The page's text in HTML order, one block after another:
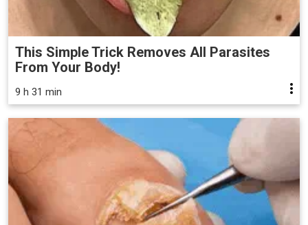
This Simple Trick Removes All Parasites
From Your Body!
9 h 31 min